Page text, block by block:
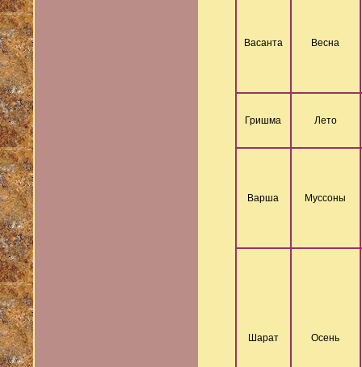
Васанта Весна
Гришма Лето
Варша Муссоны
Шарат Осень